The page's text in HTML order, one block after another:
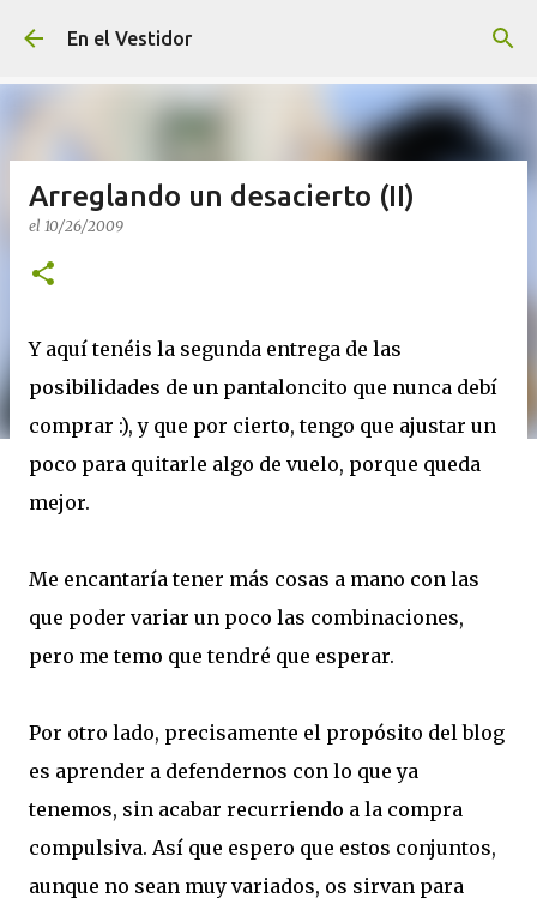
Ir al contenido principal
En el Vestidor
Arreglando un desacierto (II)
el 10/26/2009
Y aquí tenéis la segunda entrega de las
posibilidades de un pantaloncito que nunca debí
comprar :), y que por cierto, tengo que ajustar un
poco para quitarle algo de vuelo, porque queda
mejor.
Me encantaría tener más cosas a mano con las
que poder variar un poco las combinaciones,
pero me temo que tendré que esperar.
Por otro lado, precisamente el propósito del blog
es aprender a defendernos con lo que ya
tenemos, sin acabar recurriendo a la compra
compulsiva. Así que espero que estos conjuntos,
aunque no sean muy variados, os sirvan para